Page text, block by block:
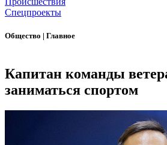
Спецпроекты
Общество | Главное
Капитан команды
заниматься спортом